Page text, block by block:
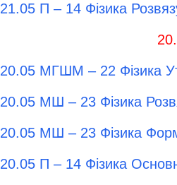
21.05 П – 14 Фізика
20.05 МГШМ – 22 Фізика
20.05 МШ – 23 Фізика
20.05 МШ – 23 Фізика
20.05 П – 14 Фізика